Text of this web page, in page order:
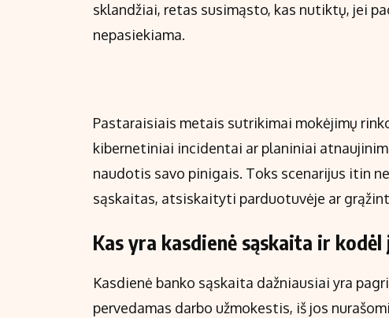
sklandžiai, retas susimąsto, kas nutiktų, jei
nepasiekiama.
Pastaraisiais metais sutrikimai mokėjimų
kibernetiniai incidentai ar planiniai
naudotis savo pinigais. Toks scenarijus itin
sąskaitas, atsiskaityti parduotuvėje ar
Kas yra kasdienė sąskaita ir
Kasdienė banko sąskaita dažniausiai yra
pervedamas darbo užmokestis, iš jos